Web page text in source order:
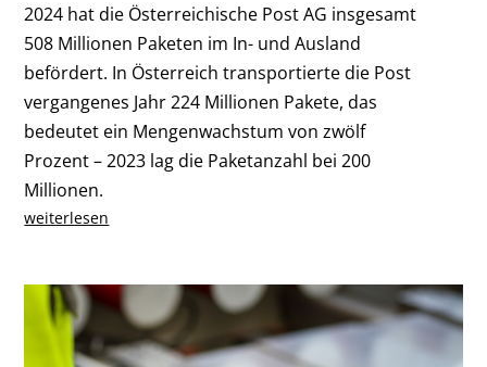
2024 hat die Österreichische Post AG insgesamt
508 Millionen Paketen im In- und Ausland
befördert. In Österreich transportierte die Post
vergangenes Jahr 224 Millionen Pakete, das
bedeutet ein Mengenwachstum von zwölf
Prozent – 2023 lag die Paketanzahl bei 200
Millionen.
weiterlesen